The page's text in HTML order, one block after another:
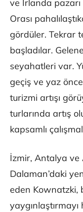
ve İrlanda
Orası
gördüler. Tekrar
başladılar.
seyahatleri var.
geçiş ve yaz
turizmi artışı
turlarında artış
kapsamlı
İzmir, Antalya ve
Dalaman’daki
eden Kownatzki,